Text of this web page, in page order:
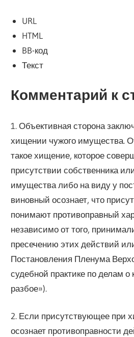
URL
HTML
BB-код
Текст
Комментарий к
1. Объективная сторона
хищении чужого имущества.
такое хищение, которое
присутствии собственника
имущества либо на виду у
виновный осознает, что
понимают противоправный
независимо от того,
пресечению этих действий
Постановления Пленума
судебной практике по делам о
разбое»).
2. Если присутствующее при
осознает противоправности